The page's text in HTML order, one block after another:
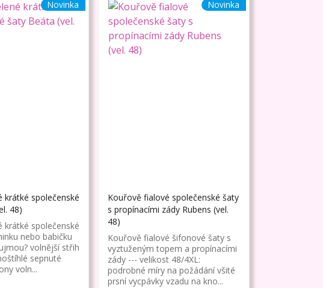
Novinka
krátké společenské
48)
krátké společenské
nebo babičku
volnější střih
sepnuté
voln...
Novinka
Kouřově fialové společenské šaty
s propínacími zády Rubens (vel.
48)
Kouřově fialové šifonové šaty s
vyztuženým topem a propínacími
zády --- velikost 48/4XL:
podrobné míry na požádání všité
prsní vycpávky vzadu na kno...